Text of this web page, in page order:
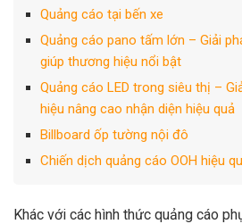
Quảng cáo tại bến xe
Quảng cáo pano tấm lớn – Giải
giúp thương hiệu nổi bật
Quảng cáo LED trong siêu thị –
hiệu nâng cao nhận diện hiệu quả
Billboard ốp tường nội đô
Chiến dịch quảng cáo OOH hiệu
Khác với các hình thức quảng cáo